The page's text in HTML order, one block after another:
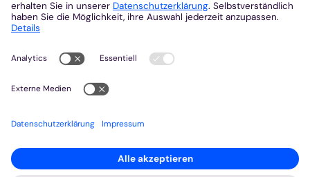
Veranstaltungen
Gottesdienste
Stellenangebote
Kirchenzeitung
Amtsblatt (Kirchlicher Anzeiger)
Rechtsdatenbank
Meldestelle gemäß Hinweisgeberschutzgesetz